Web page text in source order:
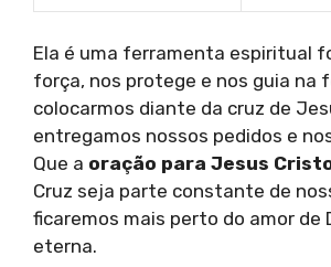
Ela é uma ferramenta espiritual
força, nos protege e nos guia na
colocarmos diante da cruz de
entregamos nossos pedidos e
Que a oração para Jesus
Cruz seja parte constante de
ficaremos mais perto do amor de
eterna.